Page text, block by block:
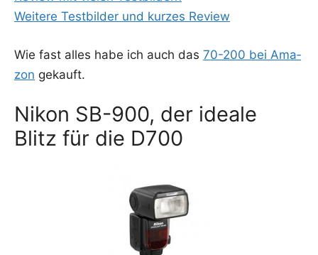
Wei­te­re Test­bil­der und kur­zes Review
Wie fast alles habe ich auch das 70-200 bei Ama­
zon gekauft.
Nikon SB-900, der ideale
Blitz für die D700